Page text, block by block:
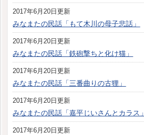
2017年6月20日更新
みなまたの民話「もて木川の母子悲話」
2017年6月20日更新
みなまたの民話「鉄砲撃ちと化け猫」
2017年6月20日更新
みなまたの民話「三番曲りの古狸」
2017年6月20日更新
みなまたの民話「嘉平じいさんとカラス」
2017年6月20日更新